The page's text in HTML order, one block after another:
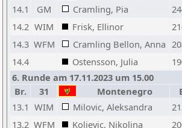
14.1
GM Cramling, Pia
14.2 WIM Frisk, Ellinor
14.3 WFM Cramling Bellon, Anna
14.4
Ostensson, Julia
6. Runde am 17.11.2023 um 15.00
Br.
31 Montenegro
13.1 WIM Milovic, Aleksandra
13.2 WFM Koljevic, Nikolina